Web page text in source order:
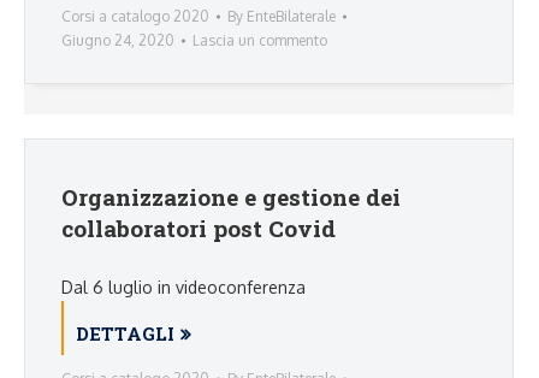
Corsi a catalogo 2020 By EnteBilaterale
Giugno 24, 2020
Lascia un commento
Organizzazione e gestione dei
collaboratori post Covid
Dal 6 luglio in videoconferenza
DETTAGLI